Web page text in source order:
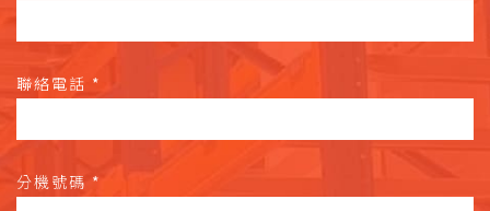
聯絡電話 *
分機號碼 *